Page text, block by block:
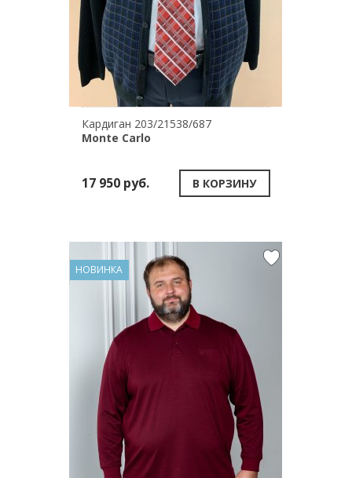
Кардиган 203/21538/687
Monte Carlo
17 950 руб. В КОРЗИНУ
НОВИНКА